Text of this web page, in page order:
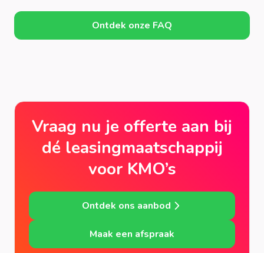
Ontdek onze FAQ
Vraag nu je offerte aan bij
dé leasingmaatschappij
voor KMO’s
Ontdek ons aanbod
Maak een afspraak